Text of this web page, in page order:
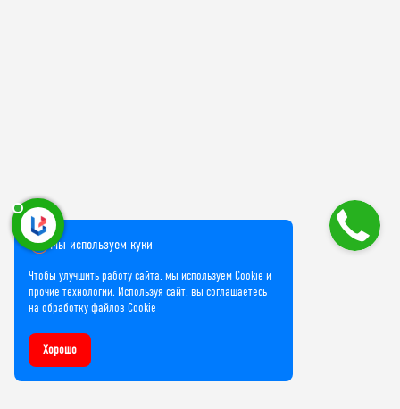
Мы используем куки
Чтобы улучшить работу сайта, мы используем Cookie и
прочие технологии. Используя сайт, вы соглашаетесь
на обработку файлов Cookie
Хорошо